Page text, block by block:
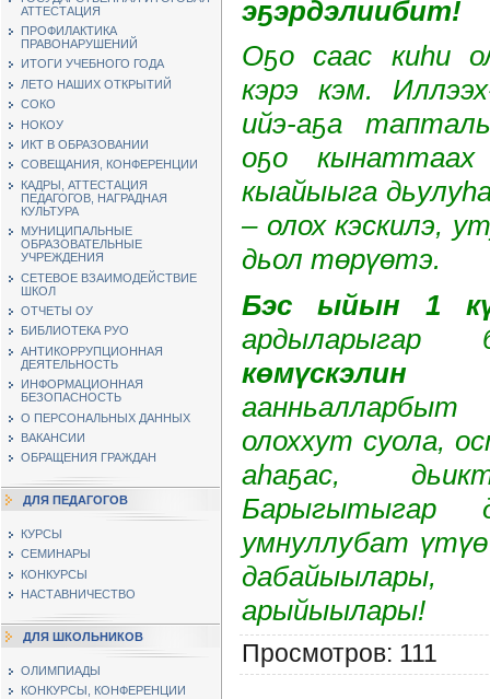
АТТЕСТАЦИЯ
ПРОФИЛАКТИКА
ПРАВОНАРУШЕНИЙ
ИТОГИ УЧЕБНОГО ГОДА
ЛЕТО НАШИХ ОТКРЫТИЙ
СОКО
НОКОУ
ИКТ В ОБРАЗОВАНИИ
СОВЕЩАНИЯ, КОНФЕРЕНЦИИ
КАДРЫ, АТТЕСТАЦИЯ
ПЕДАГОГОВ, НАГРАДНАЯ
КУЛЬТУРА
МУНИЦИПАЛЬНЫЕ
ОБРАЗОВАТЕЛЬНЫЕ
УЧРЕЖДЕНИЯ
СЕТЕВОЕ ВЗАИМОДЕЙСТВИЕ
ШКОЛ
ОТЧЕТЫ ОУ
БИБЛИОТЕКА РУО
АНТИКОРРУПЦИОННАЯ
ДЕЯТЕЛЬНОСТЬ
ИНФОРМАЦИОННАЯ
БЕЗОПАСНОСТЬ
О ПЕРСОНАЛЬНЫХ ДАННЫХ
ВАКАНСИИ
ОБРАЩЕНИЯ ГРАЖДАН
ДЛЯ ПЕДАГОГОВ
КУРСЫ
СЕМИНАРЫ
КОНКУРСЫ
НАСТАВНИЧЕСТВО
ДЛЯ ШКОЛЬНИКОВ
ОЛИМПИАДЫ
КОНКУРСЫ, КОНФЕРЕНЦИИ
эҕэрдэлиибит!
Оҕо саас киһи
кэрэ кэм.
ийэ-аҕа
оҕо кынаттаах
кыайыыга
– олох кэскилэ,
дьол төрүөтэ.
Бэс ыйын 1
көмүскэлин
олоххут суола,
аһаҕас,
Барыгытыгар
умнуллубат үтүө
арыйыылары!
Просмотров: 111